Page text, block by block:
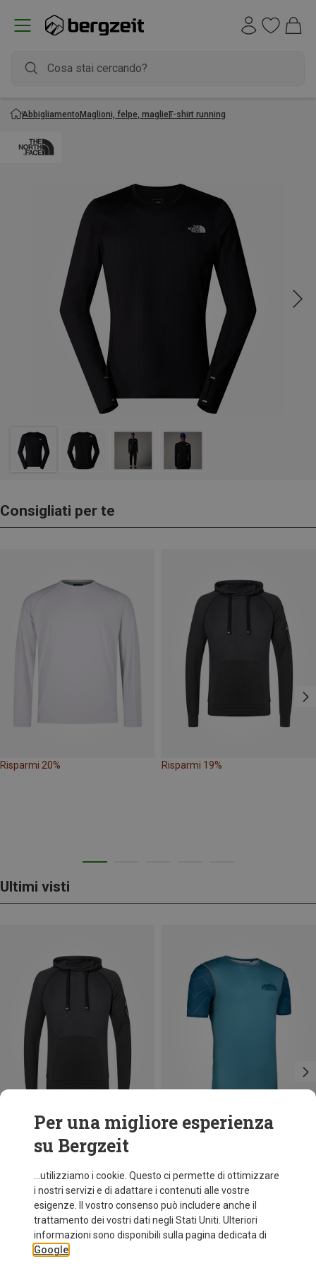
AbbigliamentoMaglioni, felpe, maglieT-shirt running
Consigliati per te
Risparmi 20% Risparmi 19%
Ultimi visti
Risparmi 19%
Per una migliore esperienza
su Bergzeit
...utilizziamo i cookie. Questo ci permette di ottimizzare
i nostri servizi e di adattare i contenuti alle vostre
esigenze. Il vostro consenso può includere anche il
trattamento dei vostri dati negli Stati Uniti. Ulteriori
informazioni sono disponibili sulla pagina dedicata di
Google